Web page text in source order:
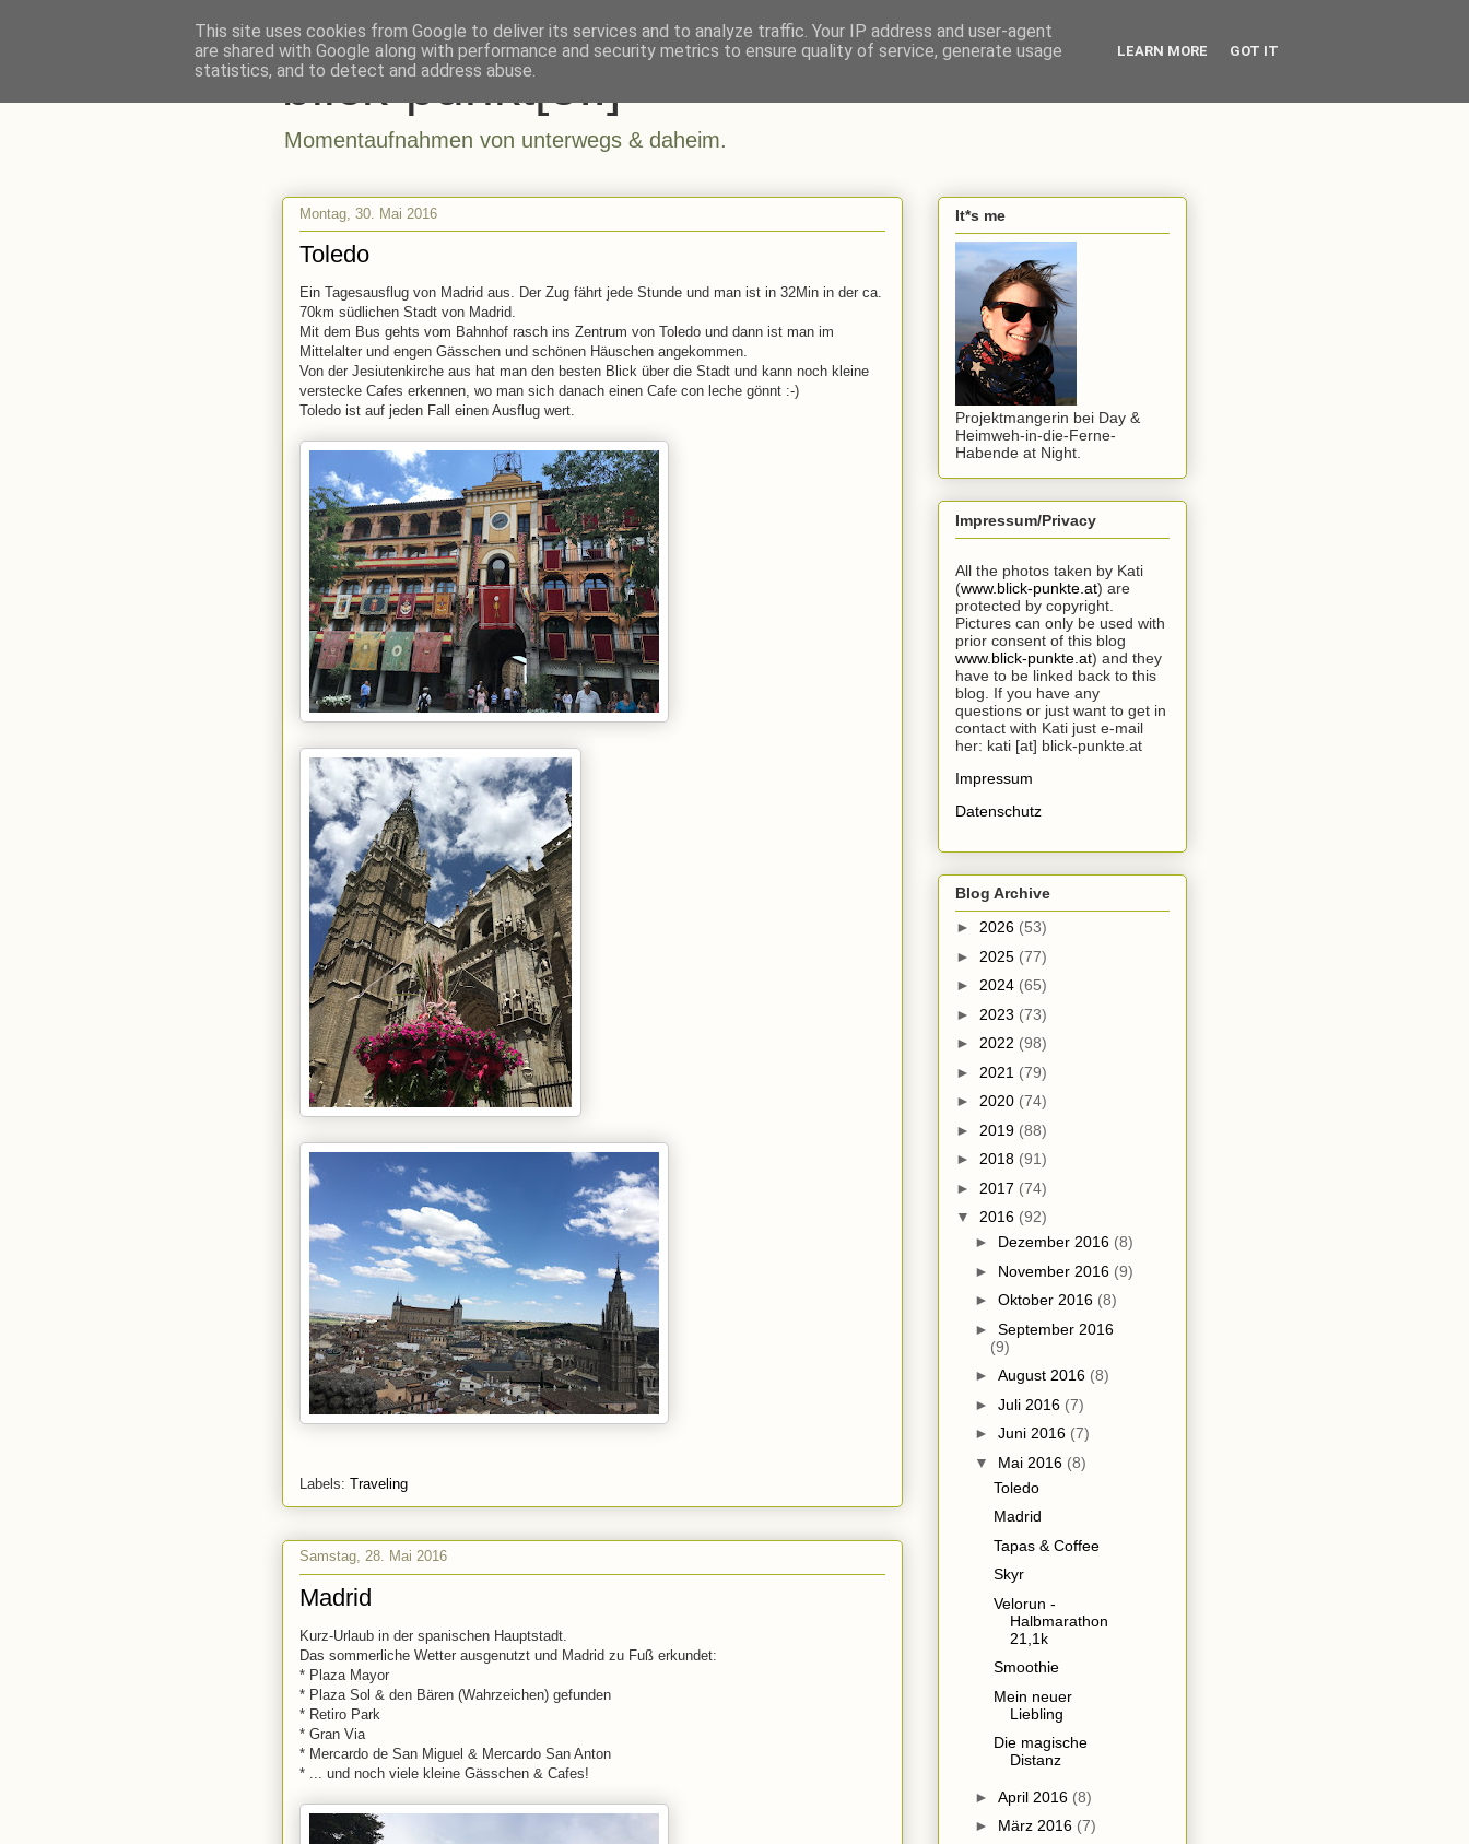
blick-punkt[e..]
Momentaufnahmen von unterwegs & daheim.
Montag, 30. Mai 2016
Toledo
Ein Tagesausflug von Madrid aus. Der Zug fährt jede Stunde und man ist in 32Min in der ca.
70km südlichen Stadt von Madrid.
Mit dem Bus gehts vom Bahnhof rasch ins Zentrum von Toledo und dann ist man im
Mittelalter und engen Gässchen und schönen Häuschen angekommen.
Von der Jesiutenkirche aus hat man den besten Blick über die Stadt und kann noch kleine
verstecke Cafes erkennen, wo man sich danach einen Cafe con leche gönnt :-)
Toledo ist auf jeden Fall einen Ausflug wert.
Labels: Traveling
Samstag, 28. Mai 2016
Madrid
Kurz-Urlaub in der spanischen Hauptstadt.
Das sommerliche Wetter ausgenutzt und Madrid zu Fuß erkundet:
* Plaza Mayor
* Plaza Sol & den Bären (Wahrzeichen) gefunden
* Retiro Park
* Gran Via
* Mercardo de San Miguel & Mercardo San Anton
* ... und noch viele kleine Gässchen & Cafes!
It*s me
Projektmangerin bei Day &
Heimweh-in-die-Ferne-
Habende at Night.
Impressum/Privacy
All the photos taken by Kati
(www.blick-punkte.at) are
protected by copyright.
Pictures can only be used with
prior consent of this blog
www.blick-punkte.at) and they
have to be linked back to this
blog. If you have any
questions or just want to get in
contact with Kati just e-mail
her: kati [at] blick-punkte.at
Impressum
Datenschutz
Blog Archive
► 2026 (53)
► 2025 (77)
► 2024 (65)
► 2023 (73)
► 2022 (98)
► 2021 (79)
► 2020 (74)
► 2019 (88)
► 2018 (91)
► 2017 (74)
▼ 2016 (92)
► Dezember 2016 (8)
► November 2016 (9)
► Oktober 2016 (8)
► September 2016
(9)
► August 2016 (8)
► Juli 2016 (7)
► Juni 2016 (7)
▼ Mai 2016 (8)
Toledo
Madrid
Tapas & Coffee
Skyr
Velorun -
Halbmarathon
21,1k
Smoothie
Mein neuer
Liebling
Die magische
Distanz
► April 2016 (8)
► März 2016 (7)
This site uses cookies from Google to deliver its services and to analyze traffic. Your IP address and user-agent
are shared with Google along with performance and security metrics to ensure quality of service, generate usage
statistics, and to detect and address abuse.
LEARN MORE GOT IT